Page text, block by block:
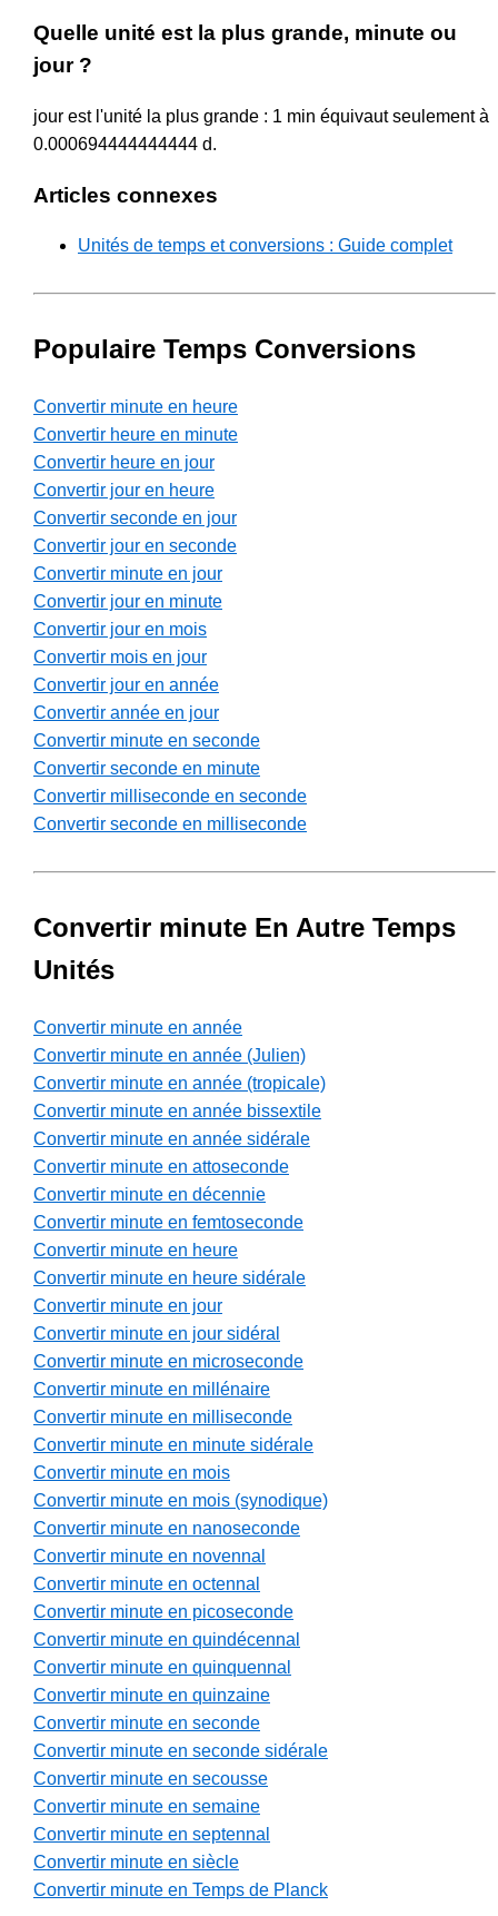
Quelle unité est la plus grande, minute ou
jour ?
jour est l'unité la plus grande : 1 min équivaut seulement à
0.000694444444444 d.
Articles connexes
Unités de temps et conversions : Guide complet
Populaire Temps Conversions
Convertir minute en heure
Convertir heure en minute
Convertir heure en jour
Convertir jour en heure
Convertir seconde en jour
Convertir jour en seconde
Convertir minute en jour
Convertir jour en minute
Convertir jour en mois
Convertir mois en jour
Convertir jour en année
Convertir année en jour
Convertir minute en seconde
Convertir seconde en minute
Convertir milliseconde en seconde
Convertir seconde en milliseconde
Convertir minute En Autre Temps
Unités
Convertir minute en année
Convertir minute en année (Julien)
Convertir minute en année (tropicale)
Convertir minute en année bissextile
Convertir minute en année sidérale
Convertir minute en attoseconde
Convertir minute en décennie
Convertir minute en femtoseconde
Convertir minute en heure
Convertir minute en heure sidérale
Convertir minute en jour
Convertir minute en jour sidéral
Convertir minute en microseconde
Convertir minute en millénaire
Convertir minute en milliseconde
Convertir minute en minute sidérale
Convertir minute en mois
Convertir minute en mois (synodique)
Convertir minute en nanoseconde
Convertir minute en novennal
Convertir minute en octennal
Convertir minute en picoseconde
Convertir minute en quindécennal
Convertir minute en quinquennal
Convertir minute en quinzaine
Convertir minute en seconde
Convertir minute en seconde sidérale
Convertir minute en secousse
Convertir minute en semaine
Convertir minute en septennal
Convertir minute en siècle
Convertir minute en Temps de Planck